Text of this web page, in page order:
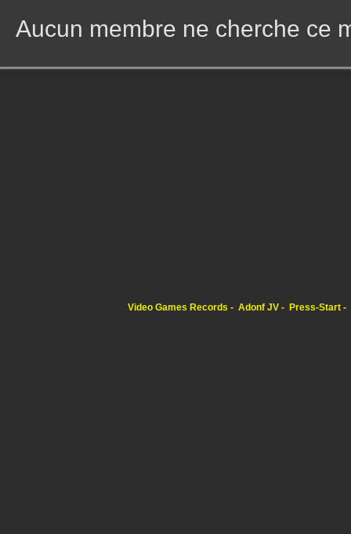
Aucun membre ne cherche ce
Video Games Records Adonf JV Press-Start